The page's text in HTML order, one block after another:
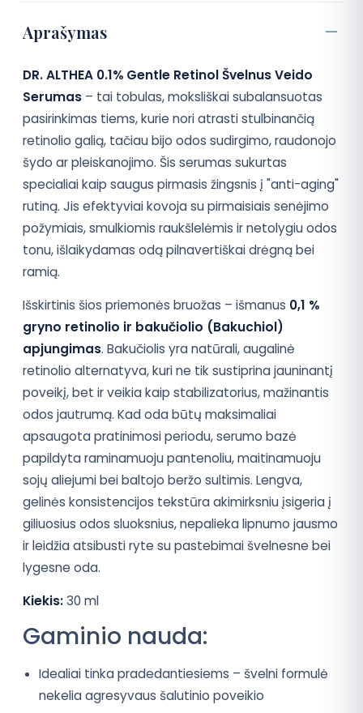
Aprašymas
DR. ALTHEA 0.1% Gentle Retinol Švelnus Veido
Serumas – tai tobulas, moksliškai subalansuotas
pasirinkimas tiems, kurie nori atrasti stulbinančią
retinolio galią, tačiau bijo odos sudirgimo, raudonojo
šydo ar pleiskanojimo. Šis serumas sukurtas
specialiai kaip saugus pirmasis žingsnis į "anti-aging"
rutiną. Jis efektyviai kovoja su pirmaisiais senėjimo
požymiais, smulkiomis raukšlelėmis ir netolygiu odos
tonu, išlaikydamas odą pilnavertiškai drėgną bei
ramią.
Išskirtinis šios priemonės bruožas – išmanus 0,1 %
gryno retinolio ir bakučiolio (Bakuchiol)
apjungimas. Bakučiolis yra natūrali, augalinė
retinolio alternatyva, kuri ne tik sustiprina jauninantį
poveikį, bet ir veikia kaip stabilizatorius, mažinantis
odos jautrumą. Kad oda būtų maksimaliai
apsaugota pratinimosi periodu, serumo bazė
papildyta raminamuoju pantenoliu, maitinamuoju
sojų aliejumi bei baltojo beržo sultimis. Lengva,
gelinės konsistencijos tekstūra akimirksniu įsigeria į
giliuosius odos sluoksnius, nepalieka lipnumo jausmo
ir leidžia atsibusti ryte su pastebimai švelnesne bei
lygesne oda.
Kiekis:30 ml
Gaminio nauda:
Idealiai tinka pradedantiesiems – švelni formulė
nekelia agresyvaus šalutinio poveikio